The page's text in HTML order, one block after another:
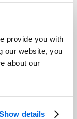
provide you with
our website, you
about our
details